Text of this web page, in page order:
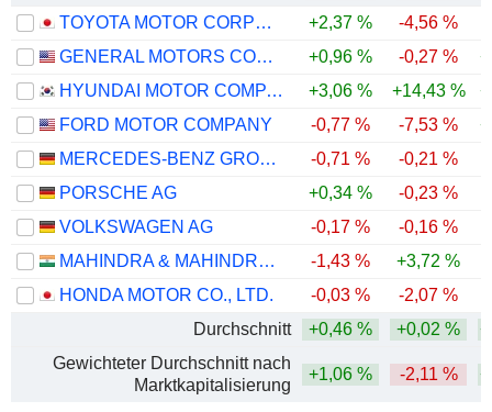
TOYOTA MOTOR CORPORATION
+2,37 % -4,56 %
GENERAL MOTORS COMPANY
+0,96 % -0,27 %
HYUNDAI MOTOR COMPANY
+3,06 % +14,43 %
FORD MOTOR COMPANY
-0,77 % -7,53 %
MERCEDES-BENZ GROUP AG
-0,71 % -0,21 %
PORSCHE AG
+0,34 % -0,23 %
VOLKSWAGEN AG
-0,17 % -0,16 %
MAHINDRA & MAHINDRA LIMITED
-1,43 % +3,72 %
HONDA MOTOR CO., LTD.
-0,03 % -2,07 %
Durchschnitt
+0,46 % +0,02 %
Gewichteter Durchschnitt nach
Marktkapitalisierung
+1,06 % -2,11 %